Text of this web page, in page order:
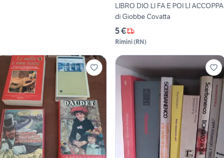
LIBRO DIO LI FA E POI LI ACCOPPA
di Giobbe Covatta
5 €
Rimini(RN)